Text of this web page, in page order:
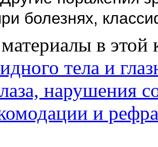
болезнях,
в этой
тела и
нарушения
и